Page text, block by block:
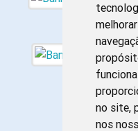
no site,
nos